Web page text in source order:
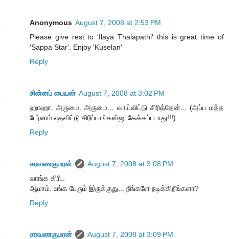
Anonymous August 7, 2008 at 2:53 PM
Please give rest to 'Ilaya Thalapathi' this is great time of
'Sappa Star'. Enjoy 'Kuselan'
Reply
சின்னப் பையன் August 7, 2008 at 3:02 PM
ஹாஹா. அருமை. அருமை... வாய்விட்டு சிரித்தேன்... (அப்ப மத்த
பேர்லாம் எதவிட்டு சிரிப்பாங்கன்னு கேக்கப்படாது!!!).
Reply
சரவணகுமரன்
August 7, 2008 at 3:08 PM
வாங்க கிரி..
ஆமாம். உங்க பேரும் இருக்குது... நீங்களே நடிக்கிறீங்களா?
Reply
சரவணகுமரன்
August 7, 2008 at 3:09 PM